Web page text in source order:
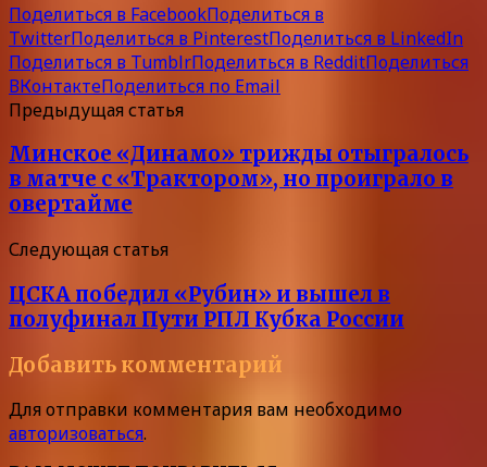
Поделиться в FacebookПоделиться в
TwitterПоделиться в PinterestПоделиться в LinkedIn
Поделиться в TumblrПоделиться в RedditПоделиться
ВКонтактеПоделиться по Email
Предыдущая статья
Минское «Динамо» трижды отыгралось
в матче с «Трактором», но проиграло в
овертайме
Следующая статья
ЦСКА победил «Рубин» и вышел в
полуфинал Пути РПЛ Кубка России
Добавить комментарий
Для отправки комментария вам необходимо
авторизоваться.